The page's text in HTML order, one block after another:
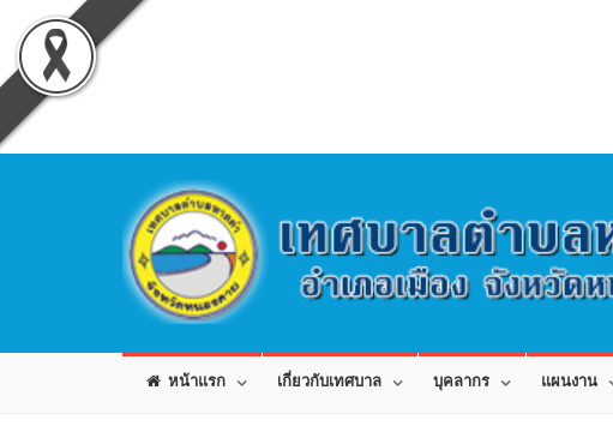
หน้าแรก เกี่ยวกับเทศบาล บุคลากร แผนงาน